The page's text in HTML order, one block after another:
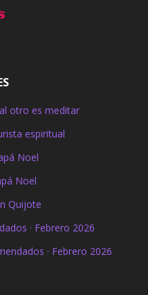
otro es meditar
espiritual
Noel
Noel
Quijote
· Febrero 2026
· Febrero 2026